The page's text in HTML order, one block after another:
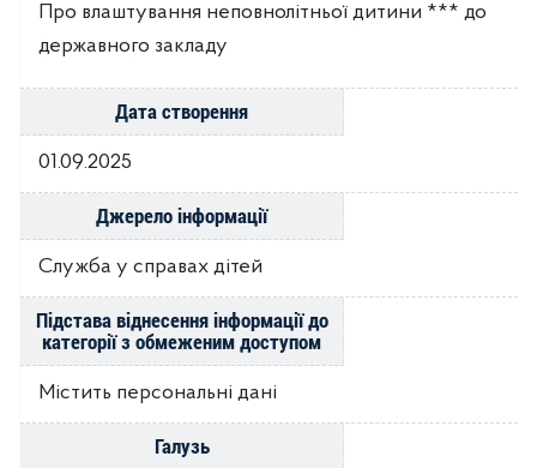
Про влаштування неповнолітньої дитини *** до
державного закладу
Дата створення
01.09.2025
Джерело інформації
Служба у справах дітей
Підстава віднесення інформації до
категорії з обмеженим доступом
Містить персональні дані
Галузь